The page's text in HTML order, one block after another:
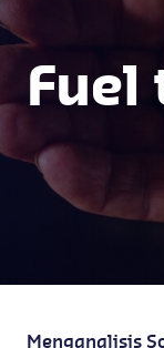
Fuel
Menganalisis